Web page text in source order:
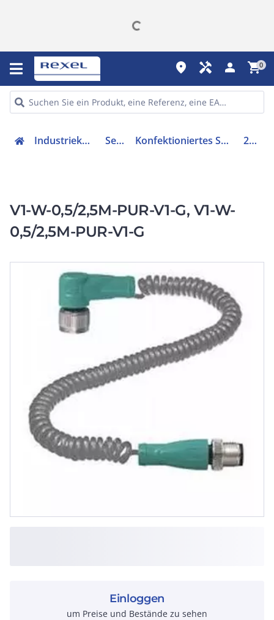
place handyman person shopping_cart0
Industriekomponenten Sensorik Konfektioniertes Sensor-Aktor-Kabel 213796
V1-W-0,5/2,5M-PUR-V1-G, V1-W-
0,5/2,5M-PUR-V1-G
Einloggen
um Preise und Bestände zu sehen